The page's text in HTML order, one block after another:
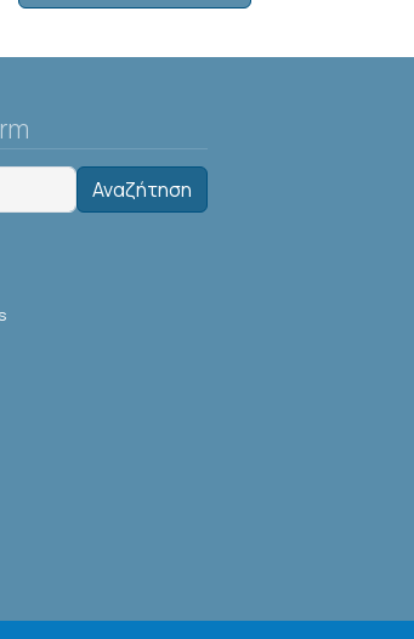
χρήστη